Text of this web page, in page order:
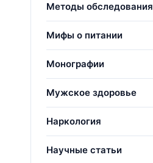
Методы обследования
Мифы о питании
Монографии
Мужское здоровье
Наркология
Научные статьи